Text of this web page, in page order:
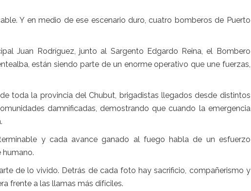
Y en medio de ese escenario duro, cuatro bomberos de Puerto
Juan Rodríguez, junto al Sargento Edgardo Reina, el Bombero
están siendo parte de un enorme operativo que une fuerzas,
toda la provincia del Chubut, brigadistas llegados desde distintos
damnificadas, demostrando que cuando la emergencia
y cada avance ganado al fuego habla de un esfuerzo
de lo vivido. Detrás de cada foto hay sacrificio, compañerismo y
frente a las llamas más difíciles.